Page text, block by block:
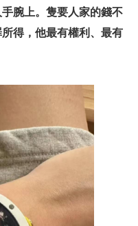
腕上。隻要人家的錢不
得，他最有權利、最有